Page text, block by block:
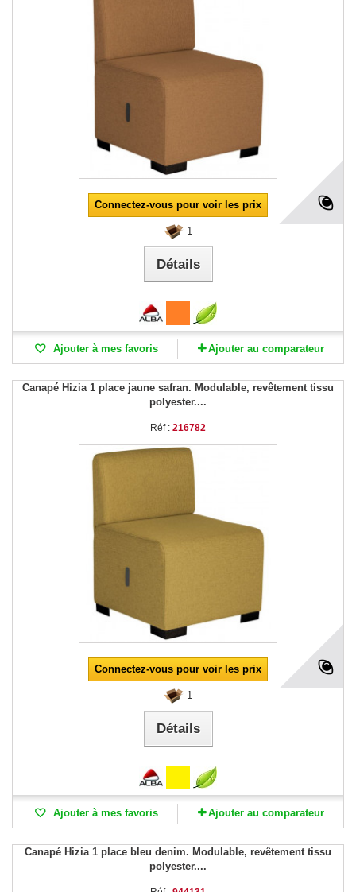
Connectez-vous pour voir les prix
1
Détails
Ajouter à mes favoris Ajouter au comparateur
Canapé Hizia 1 place jaune safran. Modulable, revêtement tissu
polyester....
Réf : 216782
Connectez-vous pour voir les prix
1
Détails
Ajouter à mes favoris Ajouter au comparateur
Canapé Hizia 1 place bleu denim. Modulable, revêtement tissu
polyester....